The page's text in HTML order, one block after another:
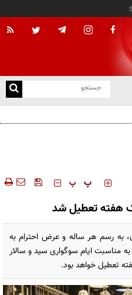
‍‍‍ پ پ
هفته تعطیل شد
به رسم هر ساله و عرض احترام به
به مناسبت ایام سوگواری سید و سالار
تعطیل خواهد بود.